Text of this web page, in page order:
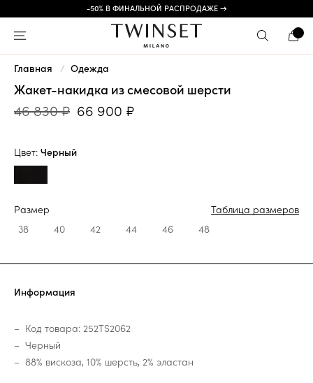
-50% В ФИНАЛЬНОЙ РАСПРОДАЖЕ →
Главная Одежда
Жакет-накидка из смесовой шерсти
46 830 ₽ 66 900 ₽
Цвет: Черный
Размер
Таблица размеров
38
40 42 44 46 48
Информация
Код товара: 252TS2062
Черный
88% вискоза, 10% шерсть, 2% эластан